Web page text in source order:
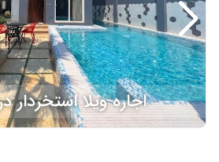
اجاره ویلا استخردار